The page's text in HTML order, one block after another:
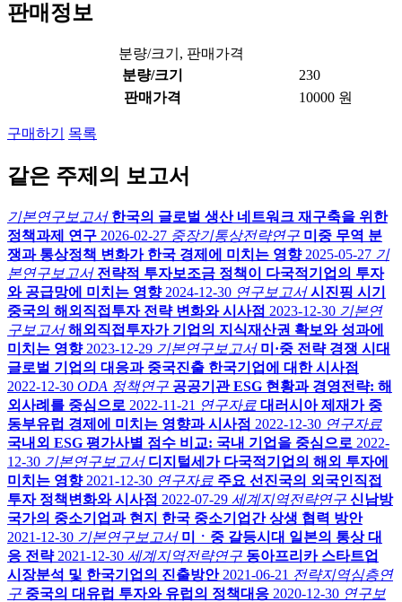
판매정보
분량/크기, 판매가격
분량/크기
230
판매가격
10000 원
구매하기 목록
같은 주제의 보고서
기본연구보고서 한국의 글로벌 생산 네트워크 재구축을 위한
정책과제 연구 2026-02-27 중장기통상전략연구 미중 무역 분
쟁과 통상정책 변화가 한국 경제에 미치는 영향 2025-05-27 기
본연구보고서 전략적 투자보조금 정책이 다국적기업의 투자
와 공급망에 미치는 영향 2024-12-30 연구보고서 시진핑 시기
중국의 해외직접투자 전략 변화와 시사점 2023-12-30 기본연
구보고서 해외직접투자가 기업의 지식재산권 확보와 성과에
미치는 영향 2023-12-29 기본연구보고서 미·중 전략 경쟁 시대
글로벌 기업의 대응과 중국진출 한국기업에 대한 시사점
2022-12-30 ODA 정책연구 공공기관 ESG 현황과 경영전략: 해
외사례를 중심으로 2022-11-21 연구자료 대러시아 제재가 중
동부유럽 경제에 미치는 영향과 시사점 2022-12-30 연구자료
국내외 ESG 평가사별 점수 비교: 국내 기업을 중심으로 2022-
12-30 기본연구보고서 디지털세가 다국적기업의 해외 투자에
미치는 영향 2021-12-30 연구자료 주요 선진국의 외국인직접
투자 정책변화와 시사점 2022-07-29 세계지역전략연구 신남방
국가의 중소기업과 현지 한국 중소기업간 상생 협력 방안
2021-12-30 기본연구보고서 미ㆍ중 갈등시대 일본의 통상 대
응 전략 2021-12-30 세계지역전략연구 동아프리카 스타트업
시장분석 및 한국기업의 진출방안 2021-06-21 전략지역심층연
구 중국의 대유럽 투자와 유럽의 정책대응 2020-12-30 연구보